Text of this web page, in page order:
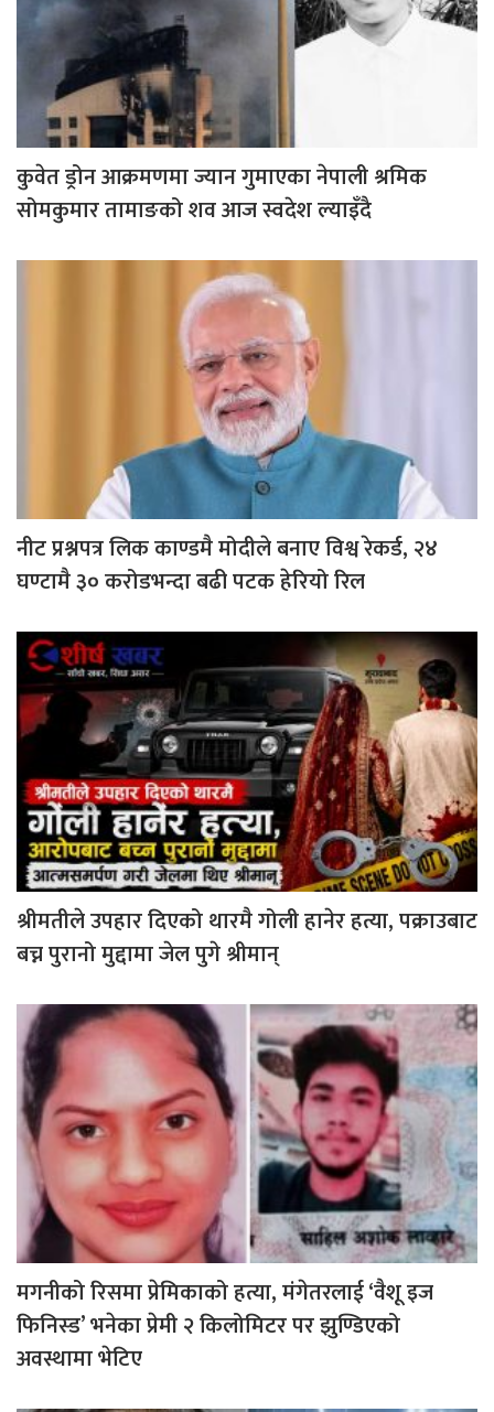
कुवेत ड्रोन आक्रमणमा ज्यान गुमाएका नेपाली श्रमिक
सोमकुमार तामाङको शव आज स्वदेश ल्याइँदै
नीट प्रश्नपत्र लिक काण्डमै मोदीले बनाए विश्व रेकर्ड, २४
घण्टामै ३० करोडभन्दा बढी पटक हेरियो रिल
श्रीमतीले उपहार दिएको थारमै गोली हानेर हत्या, पक्राउबाट
बच्न पुरानो मुद्दामा जेल पुगे श्रीमान्
मगनीको रिसमा प्रेमिकाको हत्या, मंगेतरलाई ‘वैशू इज
फिनिस्ड’ भनेका प्रेमी २ किलोमिटर पर झुण्डिएको
अवस्थामा भेटिए